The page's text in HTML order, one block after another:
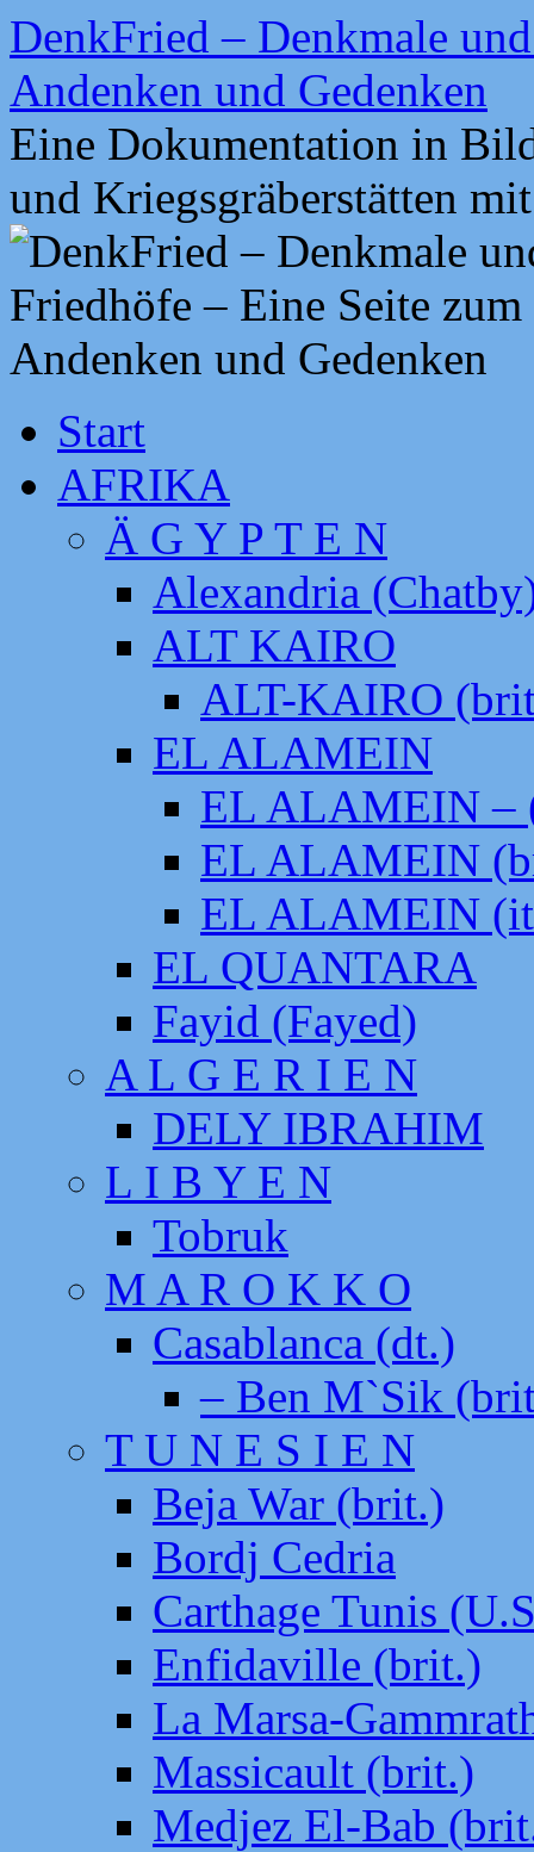
Zum
Inhalt
springen
DenkFried – Denkmale
Andenken und Gedenken
Eine Dokumentation in
und Kriegsgräberstätten
Start
AFRIKA
Ä G Y P T E N
Alexandria
ALT KAIRO
ALT-KAIRO
EL ALAMEIN
EL ALAMEIN –
EL ALAMEIN
EL ALAMEIN
EL QUANTARA
Fayid (Fayed)
A L G E R I E N
DELY IBRAHIM
L I B Y E N
Tobruk
M A R O K K O
Casablanca (dt.)
– Ben M`Sik
T U N E S I E N
Beja War (brit.)
Bordj Cedria
Carthage Tunis
Enfidaville (brit.)
La Marsa-
Massicault (brit.)
Medjez El-Bab